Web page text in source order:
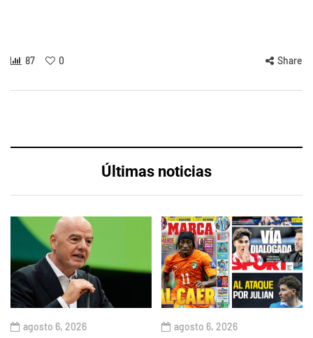
87 0 Share
Últimas noticias
agosto 6, 2026 agosto 6, 2026